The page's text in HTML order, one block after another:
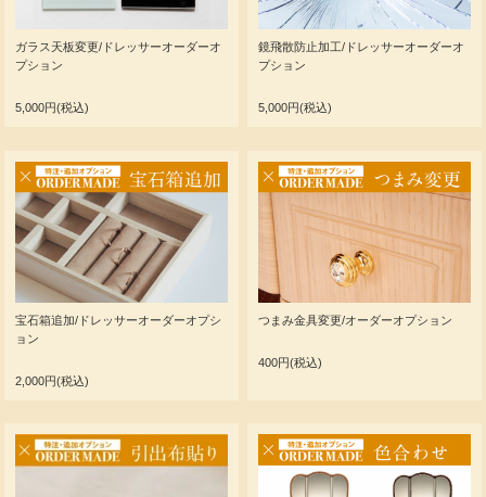
ガラス天板変更/ドレッサーオーダーオ
プション
5,000円(税込)
鏡飛散防止加工/ドレッサーオーダーオ
プション
5,000円(税込)
宝石箱追加/ドレッサーオーダーオプシ
ョン
2,000円(税込)
つまみ金具変更/オーダーオプション
400円(税込)